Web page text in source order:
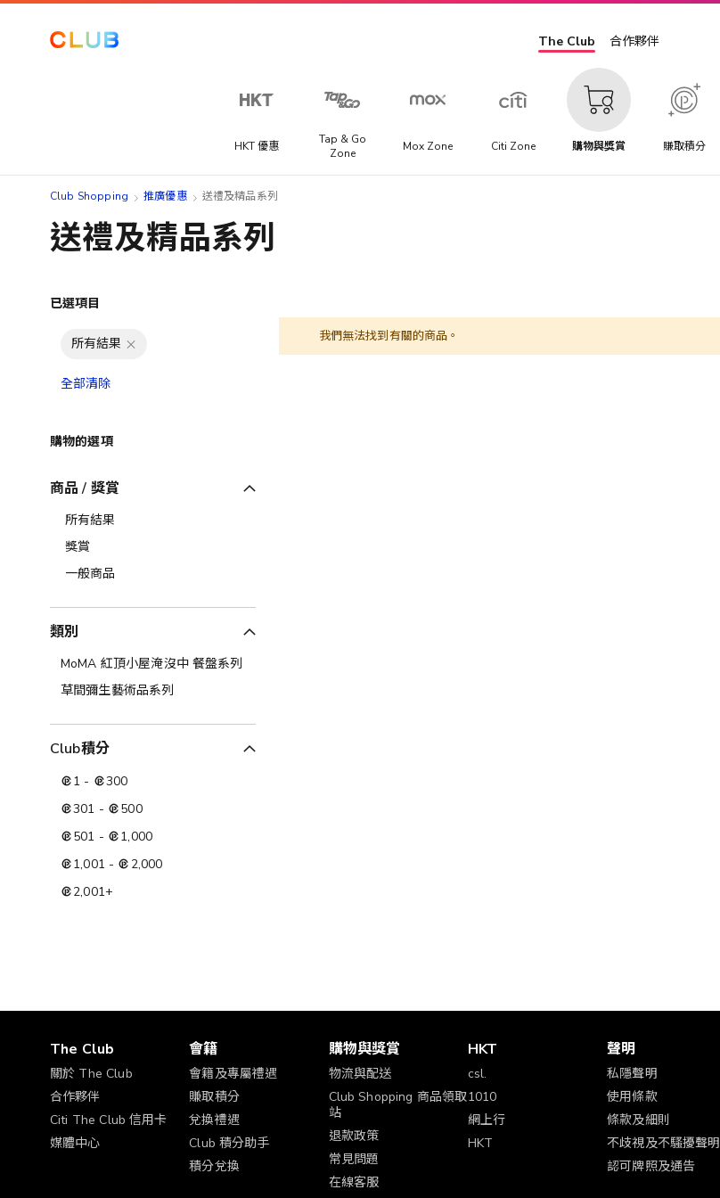
The Club 合作夥伴
HKT 優惠
Tap & Go
Zone
Mox Zone Citi Zone 購物與獎賞 賺取積分
Club Shopping 推廣優惠 送禮及精品系列
送禮及精品系列
我們無法找到有關的商品。
已選項目
所有結果
全部清除
購物的選項
商品 / 獎賞
所有結果
獎賞
一般商品
類別
MoMA 紅頂小屋淹沒中 餐盤系列
草間彌生藝術品系列
Club積分
1 -
300
301 -
500
501 -
1,000
1,001 -
2,000
2,001+
The Club
關於 The Club
合作夥伴
Citi The Club 信用卡
媒體中心
會籍
會籍及專屬禮遇
賺取積分
兌換禮遇
Club 積分助手
積分兌換
購物與獎賞
物流與配送
Club Shopping 商品領取
站
退款政策
常見問題
在線客服
HKT
csl.
1010
網上行
HKT
聲明
私隱聲明
使用條款
條款及細則
不歧視及不騷擾聲明
認可牌照及通告